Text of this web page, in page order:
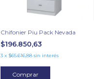
Chifonier Piu Pack Nevada
$196.850,63
3 x $65.616,88 sin interés
Comprar